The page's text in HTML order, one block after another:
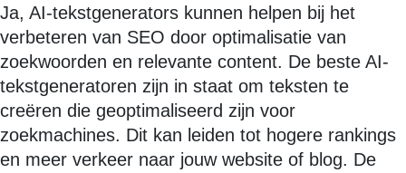
Ja, AI-tekstgenerators kunnen helpen bij het
verbeteren van SEO door optimalisatie van
zoekwoorden en relevante content. De beste AI-
tekstgeneratoren zijn in staat om teksten te
creëren die geoptimaliseerd zijn voor
zoekmachines. Dit kan leiden tot hogere rankings
en meer verkeer naar jouw website of blog. De